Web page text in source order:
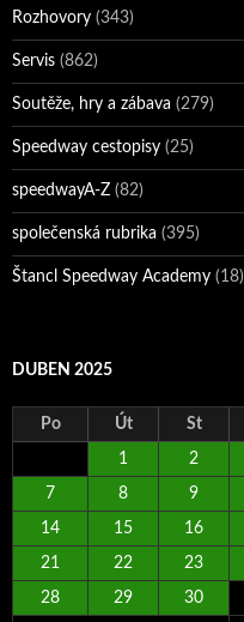
Rozhovory (343)
Servis (862)
Soutěže, hry a zábava (279)
Speedway cestopisy (25)
speedwayA-Z (82)
společenská rubrika (395)
Štancl Speedway Academy (18)
DUBEN 2025
Po Út St
1 2
7 8 9
14 15 16
21 22 23
28 29 30